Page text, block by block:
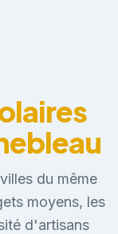
du même
moyens, les
d'artisans